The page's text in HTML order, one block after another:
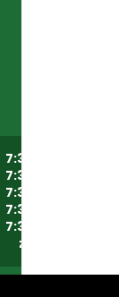
7:30-16:00
7:30-16:00
7:30-16:00
7:30-16:00
7:30-16:00
zavřeno